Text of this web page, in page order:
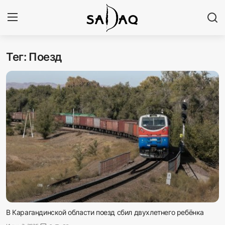
Авторизоваться
Главная
Наши контакты
Новости
Политика
Галерея
Экономика
Тег: Поезд
В Карагандинской области поезд сбил двухлетнего ребёнка